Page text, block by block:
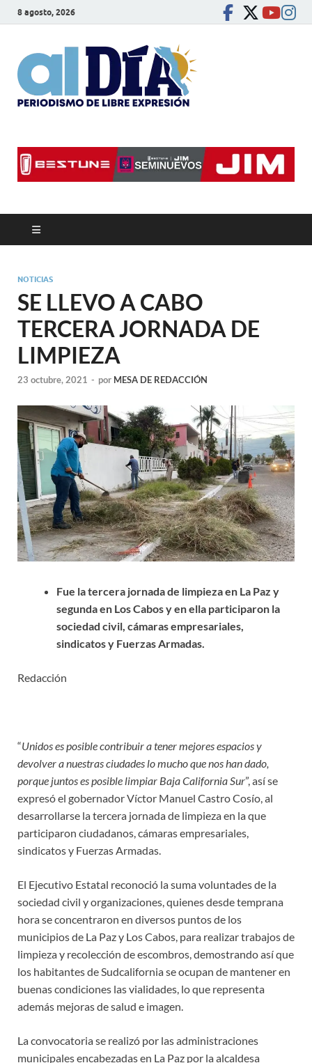
8 agosto, 2026
NOTICIAS
SE LLEVO A CABO
TERCERA JORNADA DE
LIMPIEZA
23 octubre, 2021 - por MESA DE REDACCIÓN
Fue la tercera jornada de limpieza en La Paz y
segunda en Los Cabos y en ella participaron la
sociedad civil, cámaras empresariales,
sindicatos y Fuerzas Armadas.
Redacción
“Unidos es posible contribuir a tener mejores espacios y
devolver a nuestras ciudades lo mucho que nos han dado,
porque juntos es posible limpiar Baja California Sur”, así se
expresó el gobernador Víctor Manuel Castro Cosío, al
desarrollarse la tercera jornada de limpieza en la que
participaron ciudadanos, cámaras empresariales,
sindicatos y Fuerzas Armadas.
El Ejecutivo Estatal reconoció la suma voluntades de la
sociedad civil y organizaciones, quienes desde temprana
hora se concentraron en diversos puntos de los
municipios de La Paz y Los Cabos, para realizar trabajos de
limpieza y recolección de escombros, demostrando así que
los habitantes de Sudcalifornia se ocupan de mantener en
buenas condiciones las vialidades, lo que representa
además mejoras de salud e imagen.
La convocatoria se realizó por las administraciones
municipales encabezadas en La Paz por la alcaldesa